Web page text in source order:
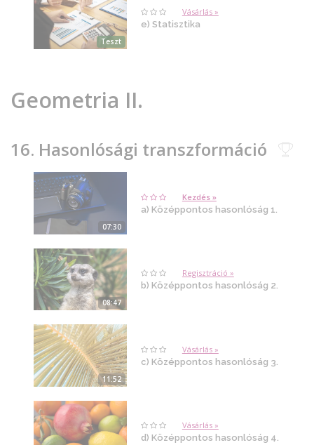
Teszt
Vásárlás »
e) Statisztika
Geometria II.
16. Hasonlósági transzformáció
07:30
Kezdés »
a) Középpontos hasonlóság 1.
08:47
Regisztráció »
b) Középpontos hasonlóság 2.
11:52
Vásárlás »
c) Középpontos hasonlóság 3.
Vásárlás »
d) Középpontos hasonlóság 4.